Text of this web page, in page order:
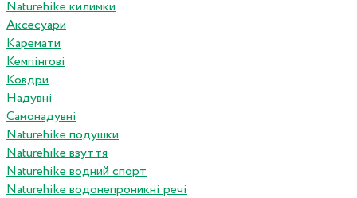
Naturehike килимки
Аксесуари
Каремати
Кемпінгові
Ковдри
Надувні
Самонадувні
Naturehike подушки
Naturehike взуття
Naturehike водний спорт
Naturehike водонепроникні речі